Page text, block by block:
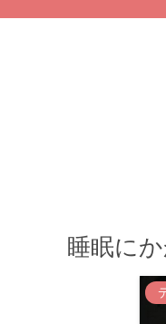
睡眠に